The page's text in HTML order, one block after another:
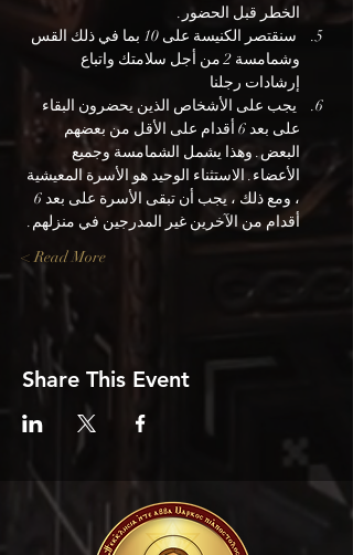
الخطر قبل الحضور.
سنقتصر الكنيسة على 10 بما في ذلك القس
وشمامسة 2 من أجل سلامتك واتباع
إرشادات رجلنا
يجب على الأشخاص الذين يحضرون البقاء
على بعد 6 أقدام على الأقل من بعضهم
البعض. وهذا يشمل الشمامسة وجميع
الأعضاء. الاستثناء الوحيد هو الأسرة المعيشية
أقدام من الآخرين غير المدرجين في منزلهم.
Read More >
Share This Event